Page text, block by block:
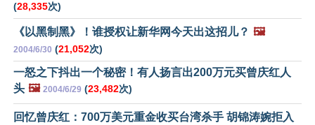
(28,335次)
《以黑制黑》！谁授权让新华网今天出这招儿？ 🖼️
2004/6/30 (21,052次)
一怒之下抖出一个秘密！有人扬言出200万元买曾庆红人
头 🖼️ 2004/6/29 (23,482次)
回忆曾庆红：700万美元重金收买台湾杀手 胡锦涛婉拒入